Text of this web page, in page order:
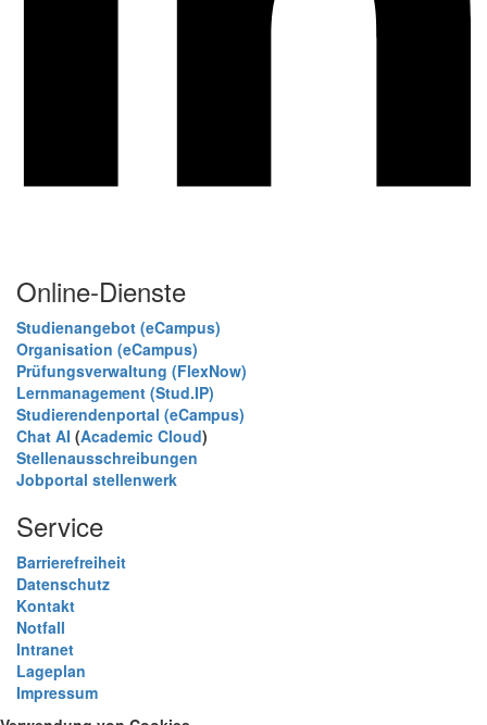
Online-Dienste
Studienangebot (eCampus)
Organisation (eCampus)
Prüfungsverwaltung (FlexNow)
Lernmanagement (Stud.IP)
Studierendenportal (eCampus)
Chat AI (Academic Cloud)
Stellenausschreibungen
Jobportal stellenwerk
Service
Barrierefreiheit
Datenschutz
Kontakt
Notfall
Intranet
Lageplan
Impressum